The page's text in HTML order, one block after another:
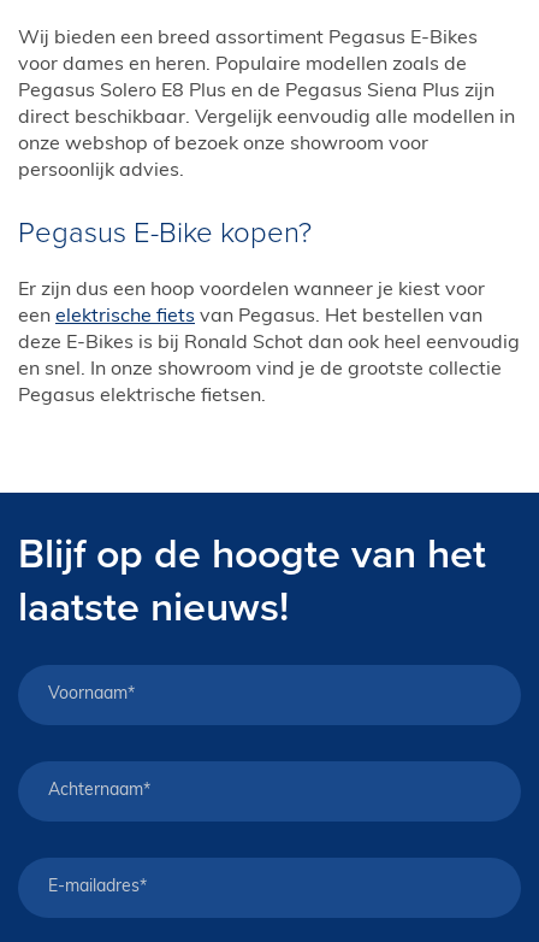
Wij bieden een breed assortiment Pegasus E-Bikes
voor dames en heren. Populaire modellen zoals de
Pegasus Solero E8 Plus en de Pegasus Siena Plus zijn
direct beschikbaar. Vergelijk eenvoudig alle modellen in
onze webshop of bezoek onze showroom voor
persoonlijk advies.
Pegasus E-Bike kopen?
Er zijn dus een hoop voordelen wanneer je kiest voor
een elektrische fiets van Pegasus. Het bestellen van
deze E-Bikes is bij Ronald Schot dan ook heel eenvoudig
en snel. In onze showroom vind je de grootste collectie
Pegasus elektrische fietsen.
Blijf op de hoogte van het
laatste nieuws!